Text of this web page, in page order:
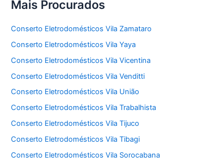
Mais Procurados
Conserto Eletrodomésticos Vila Zamataro
Conserto Eletrodomésticos Vila Yaya
Conserto Eletrodomésticos Vila Vicentina
Conserto Eletrodomésticos Vila Venditti
Conserto Eletrodomésticos Vila União
Conserto Eletrodomésticos Vila Trabalhista
Conserto Eletrodomésticos Vila Tijuco
Conserto Eletrodomésticos Vila Tibagi
Conserto Eletrodomésticos Vila Sorocabana